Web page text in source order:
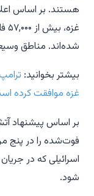
هستند. بر اساس
شده‌اند. مناطق
بیشتر بخوانید:
غزه موافقت کرده
فوت‌شده را در پنج
اسرائیلی که در
شود.